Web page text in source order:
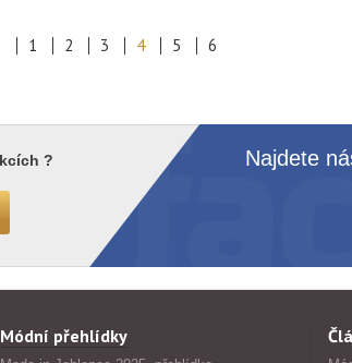
1 2 3 4 5 6
? Najdete
Módní přehlídky